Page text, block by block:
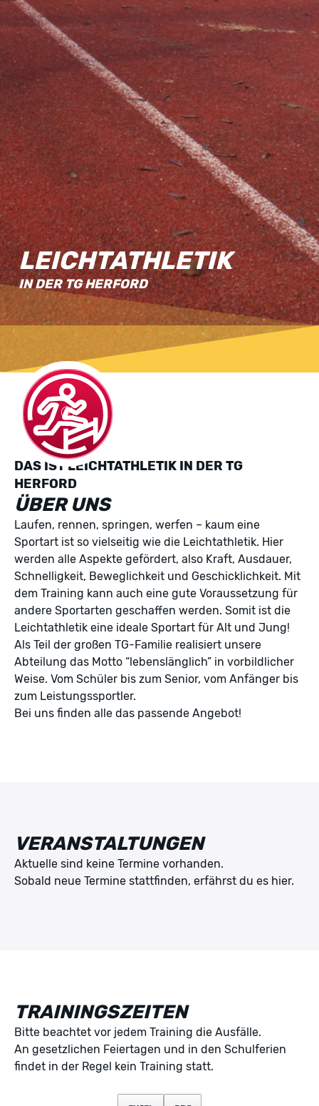
LEICHTATHLETIK
IN DER TG HERFORD
DAS IST LEICHTATHLETIK IN DER TG
HERFORD
ÜBER UNS
Laufen, rennen, springen, werfen – kaum eine
Sportart ist so vielseitig wie die Leichtathletik. Hier
werden alle Aspekte gefördert, also Kraft, Ausdauer,
Schnelligkeit, Beweglichkeit und Geschicklichkeit. Mit
dem Training kann auch eine gute Voraussetzung für
andere Sportarten geschaffen werden. Somit ist die
Leichtathletik eine ideale Sportart für Alt und Jung!
Als Teil der großen TG-Familie realisiert unsere
Abteilung das Motto “lebenslänglich” in vorbildlicher
Weise. Vom Schüler bis zum Senior, vom Anfänger bis
zum Leistungssportler.
Bei uns finden alle das passende Angebot!
VERANSTALTUNGEN
Aktuelle sind keine Termine vorhanden.
Sobald neue Termine stattfinden, erfährst du es hier.
TRAININGSZEITEN
Bitte beachtet vor jedem Training die Ausfälle.
An gesetzlichen Feiertagen und in den Schulferien
findet in der Regel kein Training statt.